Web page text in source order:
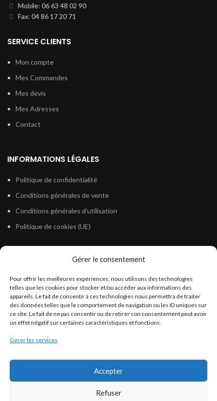
Gérer le consentement
Pour offrir les meilleures expériences, nous utilisons des technologies
telles que les cookies pour stocker et/ou accéder aux informations des
appareils. Le fait de consentir à ces technologies nous permettra de traiter
des données telles que le comportement de navigation ou les ID uniques sur
ce site. Le fait de ne pas consentir ou de retirer son consentement peut avoir
un effet négatif sur certaines caractéristiques et fonctions.
Gérer les services
Accepter
Refuser
Mobile: 06 63 48 02 90
Fax: 04 86 17 20 71
SERVICE CLIENTS
Mon compte
Mes Commandes
Mes devis
Mes Adresses
Contact
INFORMATIONS LÉGALES
Politique de confidentialité
Conditions générales de vente
Conditions générales d’utilisation
Politique de cookies (UE)
Législation Gasoil Fioul GNR
Législation Essence
Législation Adblue
Législation Eau
Législation Lubrifiant
Législation Phytosanitaire